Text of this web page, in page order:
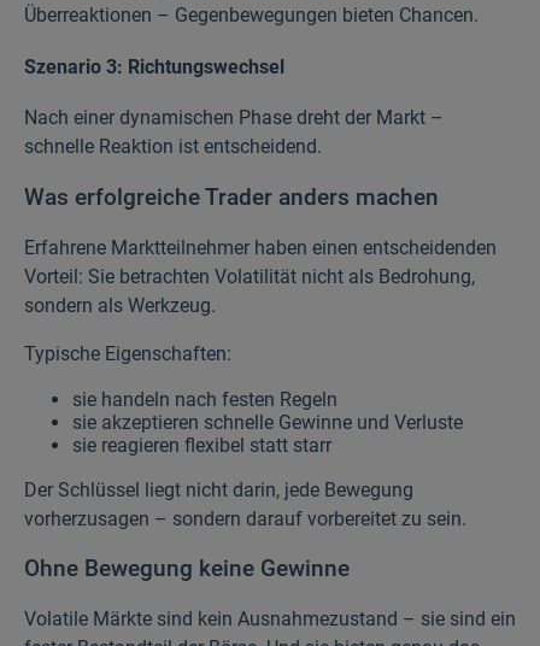
Überreaktionen – Gegenbewegungen bieten Chancen.
Szenario 3: Richtungswechsel
Nach einer dynamischen Phase dreht der Markt –
schnelle Reaktion ist entscheidend.
Was erfolgreiche Trader anders machen
Erfahrene Marktteilnehmer haben einen entscheidenden
Vorteil: Sie betrachten Volatilität nicht als Bedrohung,
sondern als Werkzeug.
Typische Eigenschaften:
sie handeln nach festen Regeln
sie akzeptieren schnelle Gewinne und Verluste
sie reagieren flexibel statt starr
Der Schlüssel liegt nicht darin, jede Bewegung
vorherzusagen – sondern darauf vorbereitet zu sein.
Ohne Bewegung keine Gewinne
Volatile Märkte sind kein Ausnahmezustand – sie sind ein